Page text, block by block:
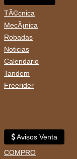
TÃ©cnica
MecÃ¡nica
Robadas
Noticias
Calendario
Tandem
Freerider
Avisos Venta
COMPRO